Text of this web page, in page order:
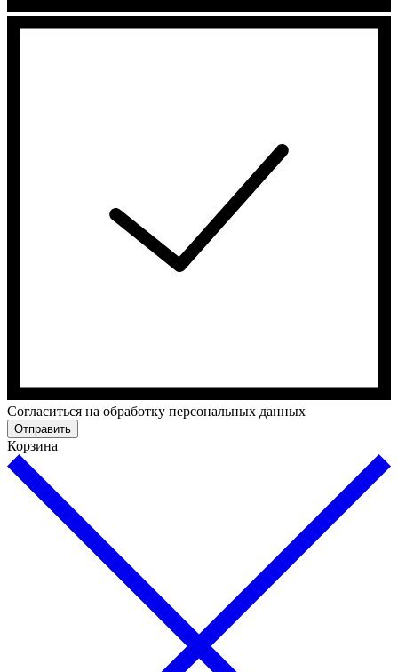
Cогласиться на обработку персональных данных
Отправить
Корзина